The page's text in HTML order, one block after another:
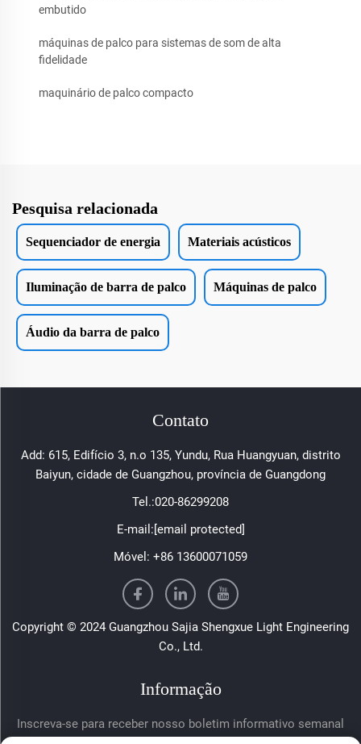
embutido
máquinas de palco para sistemas de som de alta
fidelidade
maquinário de palco compacto
Pesquisa relacionada
Sequenciador de energia Materiais acústicos
Iluminação de barra de palco Máquinas de palco
Áudio da barra de palco
Contato
Add: 615, Edifício 3, n.o 135, Yundu, Rua Huangyuan, distrito
Baiyun, cidade de Guangzhou, província de Guangdong
Tel.:020-86299208
E-mail:[email protected]
Móvel: +86 13600071059
Copyright © 2024 Guangzhou Sajia Shengxue Light Engineering
Co., Ltd.
Informação
Inscreva-se para receber nosso boletim informativo semanal